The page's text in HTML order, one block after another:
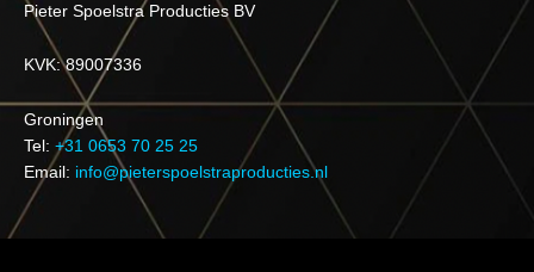
Pieter Spoelstra Producties BV
KVK: 89007336
Groningen
Tel: +31 0653 70 25 25
Email: info@pieterspoelstraproducties.nl